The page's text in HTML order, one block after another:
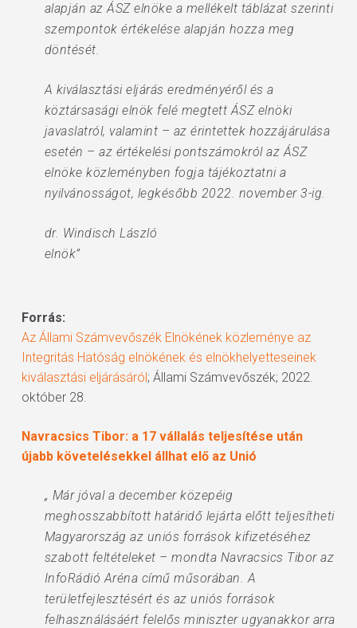
alapján az ÁSZ elnöke a mellékelt táblázat szerinti
szempontok értékelése alapján hozza meg
döntését.
A kiválasztási eljárás eredményéről és a
köztársasági elnök felé megtett ÁSZ elnöki
javaslatról, valamint – az érintettek hozzájárulása
esetén – az értékelési pontszámokról az ÁSZ
elnöke közleményben fogja tájékoztatni a
nyilvánosságot, legkésőbb 2022. november 3-ig.
dr. Windisch László
elnök”
Forrás:
Az Állami Számvevőszék Elnökének közleménye az
Integritás Hatóság elnökének és elnökhelyetteseinek
kiválasztási eljárásáról; Állami Számvevőszék; 2022.
október 28.
Navracsics Tibor: a 17 vállalás teljesítése után
újabb követelésekkel állhat elő az Unió
„ Már jóval a december közepéig
meghosszabbított határidő lejárta előtt teljesítheti
Magyarország az uniós források kifizetéséhez
szabott feltételeket – mondta Navracsics Tibor az
InfoRádió Aréna című műsorában. A
területfejlesztésért és az uniós források
felhasználásáért felelős miniszter ugyanakkor arra